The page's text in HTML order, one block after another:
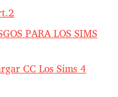
PARA LOS SIMS
CC Los Sims 4